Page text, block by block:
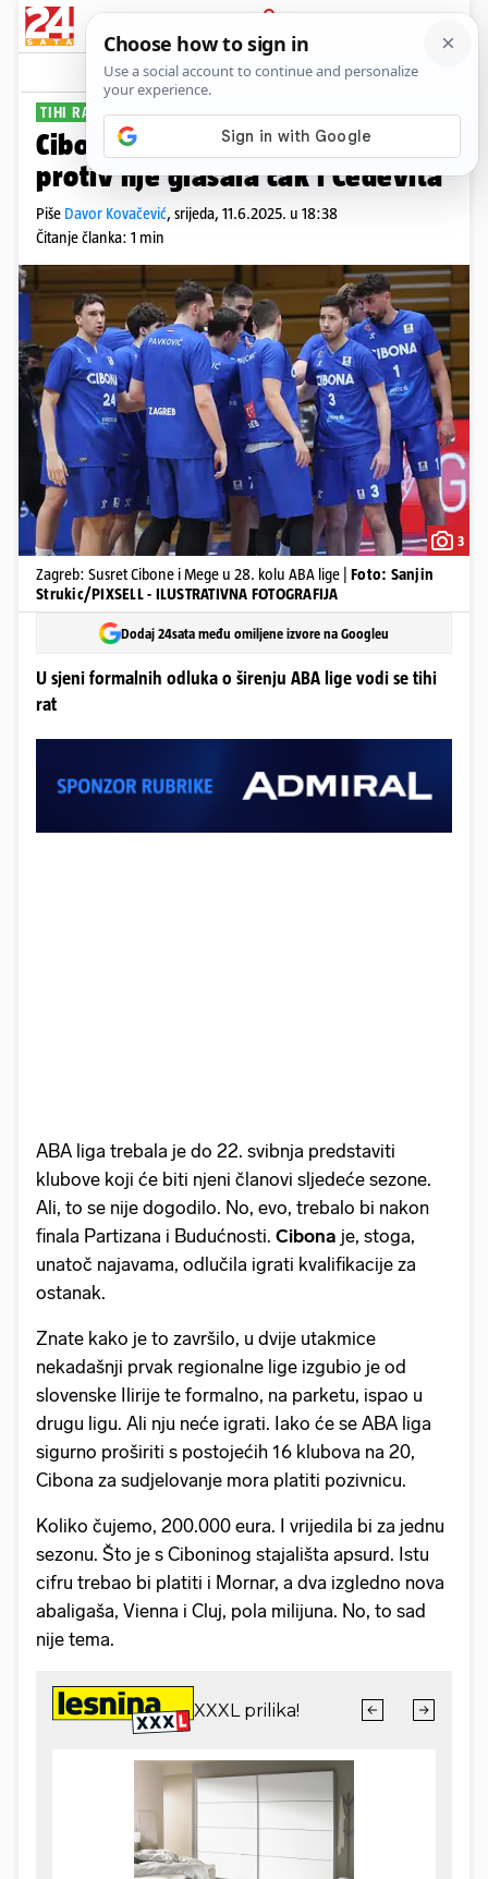
PRIJAVA
Sport Komentari
TIHI RAT U ABA LIGI
Cibona i dalje želi ABA ligu, ali
protiv nje glasala čak i Cedevita
Piše Davor Kovačević, srijeda, 11.6.2025. u 18:38
Čitanje članka: 1 min
3
Zagreb: Susret Cibone i Mege u 28. kolu ABA lige | Foto: Sanjin
Strukic/PIXSELL - ILUSTRATIVNA FOTOGRAFIJA
Dodaj 24sata među omiljene izvore na Googleu
U sjeni formalnih odluka o širenju ABA lige vodi se tihi
rat
ABA liga trebala je do 22. svibnja predstaviti
klubove koji će biti njeni članovi sljedeće sezone.
Ali, to se nije dogodilo. No, evo, trebalo bi nakon
finala Partizana i Budućnosti. Cibona je, stoga,
unatoč najavama, odlučila igrati kvalifikacije za
ostanak.
Znate kako je to završilo, u dvije utakmice
nekadašnji prvak regionalne lige izgubio je od
slovenske Ilirije te formalno, na parketu, ispao u
drugu ligu. Ali nju neće igrati. Iako će se ABA liga
sigurno proširiti s postojećih 16 klubova na 20,
Cibona za sudjelovanje mora platiti pozivnicu.
Koliko čujemo, 200.000 eura. I vrijedila bi za jednu
sezonu. Što je s Ciboninog stajališta apsurd. Istu
cifru trebao bi platiti i Mornar, a dva izgledno nova
abaligaša, Vienna i Cluj, pola milijuna. No, to sad
nije tema.